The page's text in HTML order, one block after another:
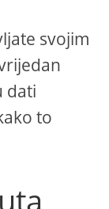
svojim
dati
to